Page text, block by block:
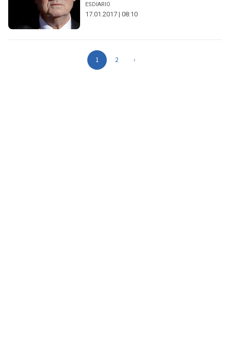
ESDIARIO
17.01.2017 | 08:10
1 2 ›